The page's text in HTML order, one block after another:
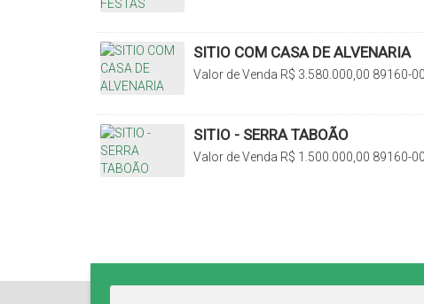
SITIO COM CASA DE ALVENARIA
R$ 3.580.000,00
Valor de Venda
89160-
SITIO - SERRA TABOÃO
R$ 1.500.000,00
Valor de Venda
89160-